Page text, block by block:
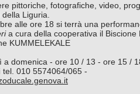
pittoriche, fotografiche, video,
Liguria.
alle ore 18 si terrà una
a cura della cooperativa il Biscione
KUMMELEKALE
a domenica - ore 10 / 13 - ore 15 /
tel. 010 5574064/065 -